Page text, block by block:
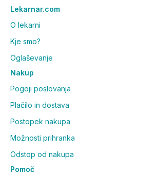
Lekarnar.com
O lekarni
Kje smo?
Oglaševanje
Nakup
Pogoji poslovanja
Plačilo in dostava
Postopek nakupa
Možnosti prihranka
Odstop od nakupa
Pomoč